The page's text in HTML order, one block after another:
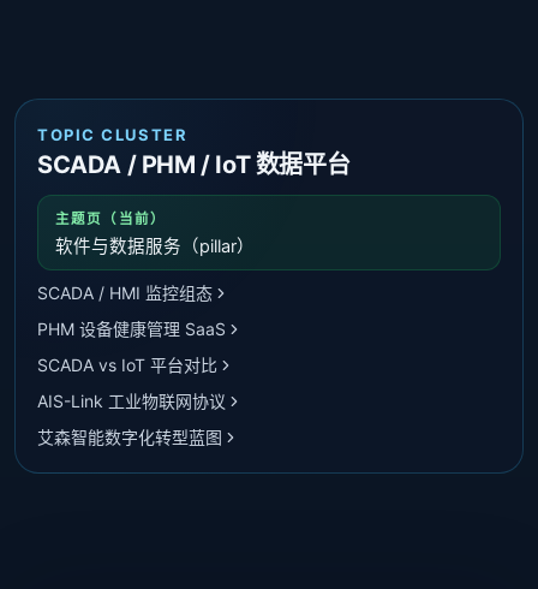
TOPIC CLUSTER
SCADA / PHM / IoT 数据平台
主题页（当前）
软件与数据服务（pillar）
SCADA / HMI 监控组态
PHM 设备健康管理 SaaS
SCADA vs IoT 平台对比
AIS-Link 工业物联网协议
艾森智能数字化转型蓝图